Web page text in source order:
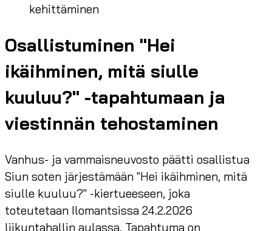
kehittäminen
Osallistuminen "Hei
ikäihminen, mitä siulle
kuuluu?" -tapahtumaan ja
viestinnän tehostaminen
Vanhus- ja vammaisneuvosto päätti osallistua
Siun soten järjestämään "Hei ikäihminen, mitä
siulle kuuluu?" -kiertueeseen, joka
toteutetaan Ilomantsissa 24.2.2026
liikuntahallin aulassa. Tapahtuma on